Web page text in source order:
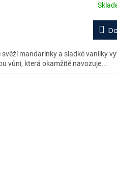
svěží mandarinky a sladké vanilky
vůni, která okamžitě navozuje...